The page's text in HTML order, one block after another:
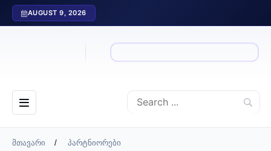
AUGUST 9, 2026
მთავარი
პარტნიორები